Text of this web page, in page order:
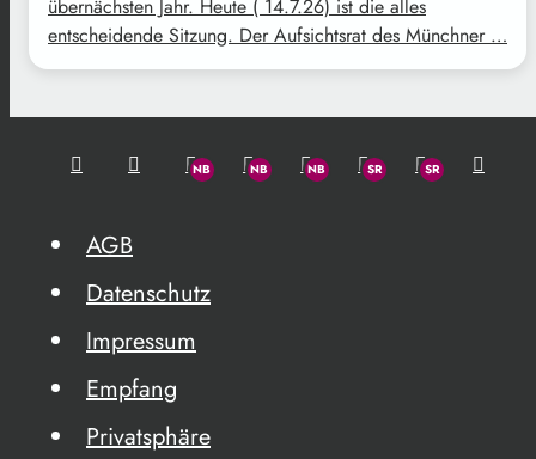
übernächsten Jahr. Heute ( 14.7.26) ist die alles
entscheidende Sitzung. Der Aufsichtsrat des Münchner …
AGB
Datenschutz
Impressum
Empfang
Privatsphäre